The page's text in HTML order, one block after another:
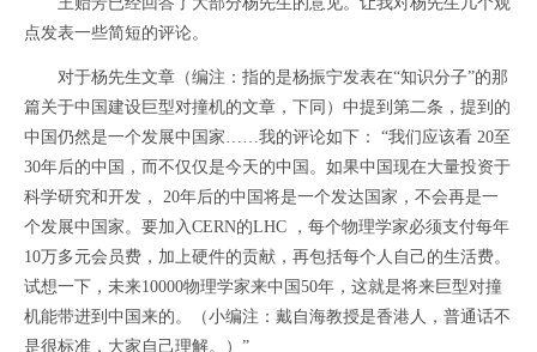
点发表一些简短的评论。
对于杨先生文章（编注：指的是杨振宁发表在“知识分子”的那
篇关于中国建设巨型对撞机的文章，下同）中提到第二条，提到的
中国仍然是一个发展中国家……我的评论如下： “我们应该看 20至
30年后的中国，而不仅仅是今天的中国。如果中国现在大量投资于
科学研究和开发， 20年后的中国将是一个发达国家，不会再是一
个发展中国家。要加入CERN的LHC ，每个物理学家必须支付每年
10万多元会员费，加上硬件的贡献，再包括每个人自己的生活费。
试想一下，未来10000物理学家来中国50年，这就是将来巨型对撞
机能带进到中国来的。（小编注：戴自海教授是香港人，普通话不
是很标准，大家自己理解。）”